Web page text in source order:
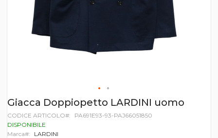
Vai
all'inizio
della
galleria
di
Giacca Doppiopetto LARDINI uomo
CODICE ARTICOLO
PA691E93-93-PAJ66051850
DISPONIBILE
Marca
LARDINI